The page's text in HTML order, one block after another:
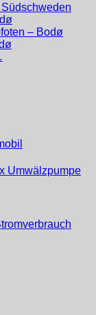
– Bodø
Umwälzpumpe